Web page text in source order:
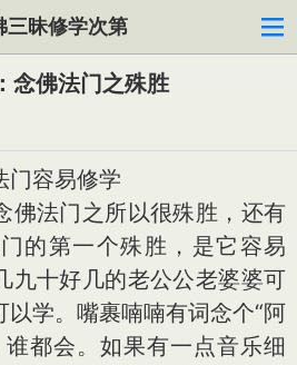
三昧修学次第
念佛法门之殊胜
容易修学
法门之所以很殊胜，还有
的第一个殊胜，是它容易
九十好几的老公公老婆婆可
以学。嘴裹喃喃有词念个“阿
都会。如果有一点音乐细